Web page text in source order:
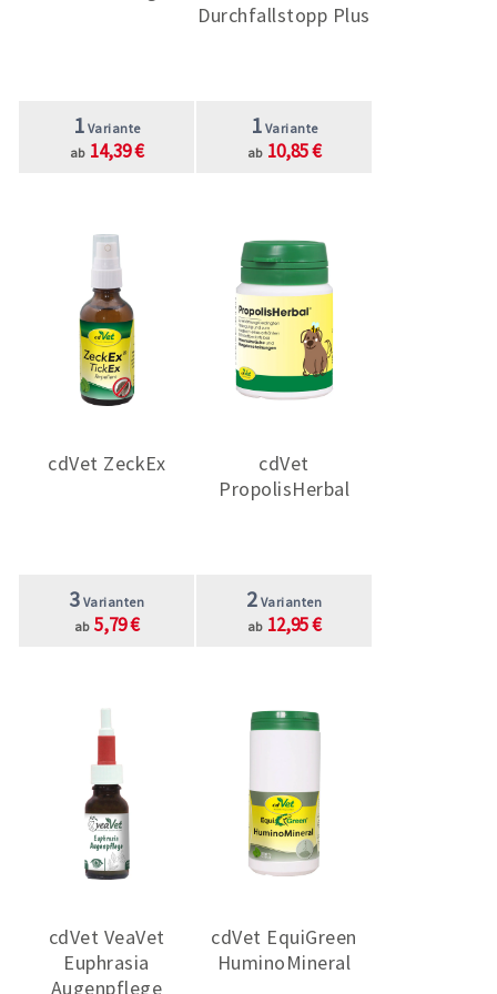
effektiv unterstützt.
1 Variante
ab 14,39 €
Durchfallstopp Plus
1 Variante
ab 10,85 €
cdVet ZeckEx
3 Varianten
ab 5,79 €
cdVet
PropolisHerbal
2 Varianten
ab 12,95 €
cdVet VeaVet
Euphrasia
Augenpflege
cdVet EquiGreen
HuminoMineral